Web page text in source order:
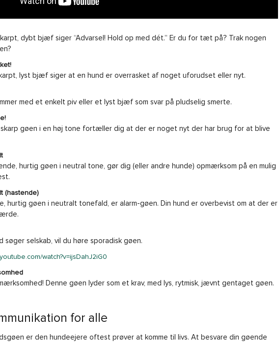
dybt bjæf siger “Advarsel! Hold op med dét.” Er du for tæt på? Trak nogen
lyst bjæf siger at en hund er overrasket af noget uforudset eller nyt.
med et enkelt piv eller et lyst bjæf som svar på pludselig smerte.
gøen i en høj tone fortæller dig at der er noget nyt der har brug for at blive
hurtig gøen i neutral tone, gør dig (eller andre hunde) opmærksom på en mulig
(hastende)
hurtig gøen i neutralt tonefald, er alarm-gøen. Din hund er overbevist om at der er
søger selskab, vil du høre sporadisk gøen.
watch?v=ijsDahJ2iG0
Denne gøen lyder som et krav, med lys, rytmisk, jævnt gentaget gøen.
for alle
er den hundeejere oftest prøver at komme til livs. At besvare din gøende